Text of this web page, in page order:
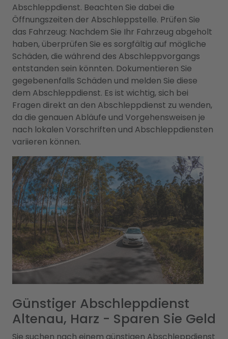
Abschleppdienst. Beachten Sie dabei die
Öffnungszeiten der Abschleppstelle. Prüfen Sie
das Fahrzeug: Nachdem Sie Ihr Fahrzeug abgeholt
haben, überprüfen Sie es sorgfältig auf mögliche
Schäden, die während des Abschleppvorgangs
entstanden sein könnten. Dokumentieren Sie
gegebenenfalls Schäden und melden Sie diese
dem Abschleppdienst. Es ist wichtig, sich bei
Fragen direkt an den Abschleppdienst zu wenden,
da die genauen Abläufe und Vorgehensweisen je
nach lokalen Vorschriften und Abschleppdiensten
variieren können.
Günstiger Abschleppdienst
Altenau, Harz - Sparen Sie Geld
Sie suchen nach einem günstigen Abschleppdienst